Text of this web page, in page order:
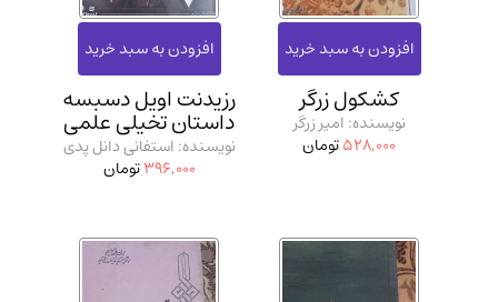
کشکول زرگر
نویسنده: امیر زرگر
528,000تومان
رزیدنت اویل دسبسه
داستان تخیلی علمی
نویسنده: استفانی دانل پدی
396,000تومان